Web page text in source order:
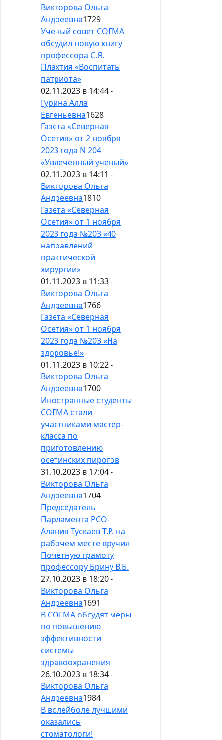
Викторова Ольга
Андреевна1729
Ученый совет СОГМА
обсудил новую книгу
профессора С.Я.
Плахтия «Воспитать
патриота»
02.11.2023 в 14:44 -
Гурина Алла
Евгеньевна1628
Газета «Северная
Осетия» от 2 ноября
2023 года N 204
«Увлеченный ученый»
02.11.2023 в 14:11 -
Викторова Ольга
Андреевна1810
Газета «Северная
Осетия» от 1 ноября
2023 года №203 «40
направлений
практической
хирургии»
01.11.2023 в 11:33 -
Викторова Ольга
Андреевна1766
Газета «Северная
Осетия» от 1 ноября
2023 года №203 «На
здоровье!»
01.11.2023 в 10:22 -
Викторова Ольга
Андреевна1700
Иностранные студенты
СОГМА стали
участниками мастер-
класса по
приготовлению
осетинских пирогов
31.10.2023 в 17:04 -
Викторова Ольга
Андреевна1704
Председатель
Парламента РСО-
Алания Тускаев Т.Р. на
рабочем месте вручил
Почетную грамоту
профессору Брину В.Б.
27.10.2023 в 18:20 -
Викторова Ольга
Андреевна1691
В СОГМА обсудят меры
по повышению
эффективности
системы
здравоохранения
26.10.2023 в 18:34 -
Викторова Ольга
Андреевна1984
В волейболе лучшими
оказались
стоматологи!